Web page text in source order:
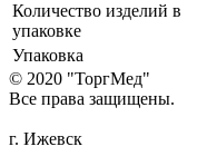
Количество изделий в
упаковке
Упаковка
© 2020 "ТоргМед"
Все права защищены.
г. Ижевск